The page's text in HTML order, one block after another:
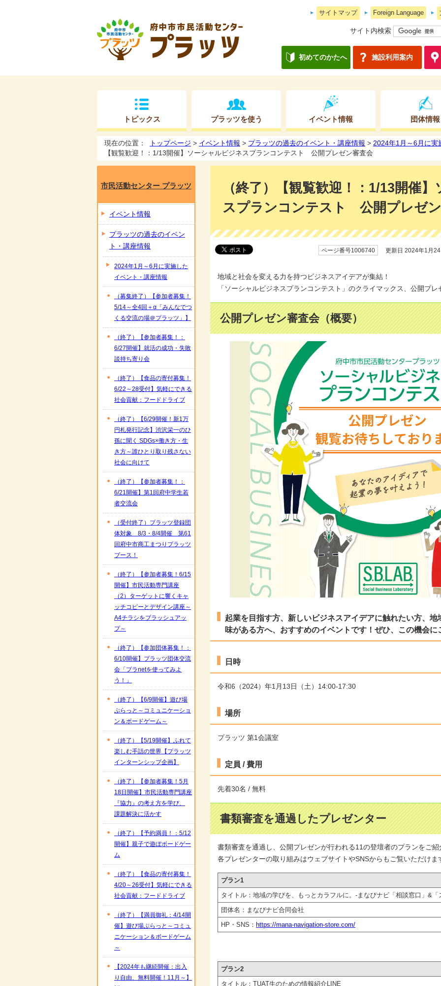
サイトマップ Foreign Language
サイト内検索
初めてのかたへ 施設利用案内
トピックス プラッツを使う イベント情報 団体情報
現在の位置： トップページ > イベント情報 > プラッツの過去のイベント・講座情報 > 2024年1月～6月に実
【観覧歓迎！：1/13開催】ソーシャルビジネスプランコンテスト 公開プレゼン審査会
（終了）【観覧歓迎！：1/13開催
スプランコンテスト 公開プレゼ
ページ番号1006740 更新日 2024年1月24
地域と社会を変える力を持つビジネスアイデアが集結！
「ソーシャルビジネスプランコンテスト」のクライマックス、公開プレ
公開プレゼン審査会（概要）
起業を目指す方、新しいビジネスアイデアに触れたい方、
味がある方へ、おすすめのイベントです！ぜひ、この機会に
日時
令和6（2024）年1月13日（土）14:00-17:30
場所
プラッツ 第1会議室
定員 / 費用
先着30名 / 無料
書類審査を通過したプレゼンター
書類審査を通過し、公開プレゼンが行われる11の登壇者のプランをご紹
各プレゼンターの取り組みはウェブサイトやSNSからもご覧いただけま
プラン1
タイトル：地域の学びを、もっとカラフルに。-まなびナビ「相談窓口」&「
団体名：まなびナビ合同会社
HP・SNS： https://mana-navigation-store.com/
プラン2
タイトル：TUAT生のための情報紹介LINE
市民活動センター プラッツ
イベント情報
プラッツの過去のイベン
ト・講座情報
2024年1月～6月に実施した
イベント・講座情報
（募集終了）【参加者募集！
5/14～全4回＋α「みんなでつ
くる交流の場＠プラッツ」】
（終了）【参加者募集！：
6/27開催】就活の成功・失敗
談持ち寄り会
（終了）【食品の寄付募集！
6/22～28受付】気軽にできる
社会貢献：フードドライブ
（終了）【6/29開催！新1万
円札発行記念】渋沢栄一のひ
孫に聞く SDGs×働き方・生
き方～誰ひとり取り残さない
社会に向けて
（終了）【参加者募集！：
6/21開催】第1回府中学生若
者交流会
（受付終了）プラッツ登録団
体対象 8/3・8/4開催 第61
回府中市商工まつりプラッツ
ブース！
（終了）【参加者募集！6/15
開催】市民活動専門講座
（2）ターゲットに響くキャ
ッチコピーとデザイン講座～
A4チラシをブラッシュアッ
プ～
（終了）【参加団体募集！：
6/10開催】プラッツ団体交流
会「プラnetを使ってみよ
う！」
（終了）【6/9開催】遊び場
ぷらっと～コミュニケーショ
ン＆ボードゲーム～
（終了）【5/19開催】ふれて
楽しむ手話の世界【プラッツ
インターンシップ企画】
（終了）【参加者募集！5月
18日開催】市民活動専門講座
『協力』の考え方を学び、
課題解決に活かす
（終了）【予約満員！：5/12
開催】親子で遊ぼボードゲー
ム
（終了）【食品の寄付募集！
4/20～26受付】気軽にできる
社会貢献：フードドライブ
（終了）【満員御礼：4/14開
催】遊び場ぷらっと～コミュ
ニケーション＆ボードゲーム
～
【2024年も継続開催：出入
り自由、無料開催！11月～】